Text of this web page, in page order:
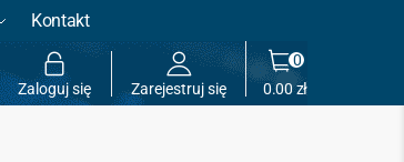
Kontakt
Zaloguj się Zarejestruj się 0.00zł
0